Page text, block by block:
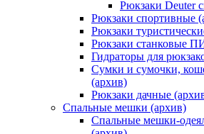
Рюкзаки Deuter
Рюкзаки спортивные
Рюкзаки
Рюкзаки станковые
Гидраторы для
Сумки и сумочки,
(архив)
Рюкзаки дачные
Спальные мешки (архив)
Спальные мешки-